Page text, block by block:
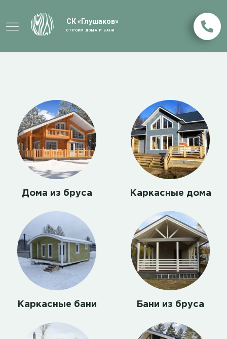
СК «Глушаков»
СТРОИМ ДОМА И БАНИ
Дома из бруса Каркасные дома
Каркасные бани Бани из бруса